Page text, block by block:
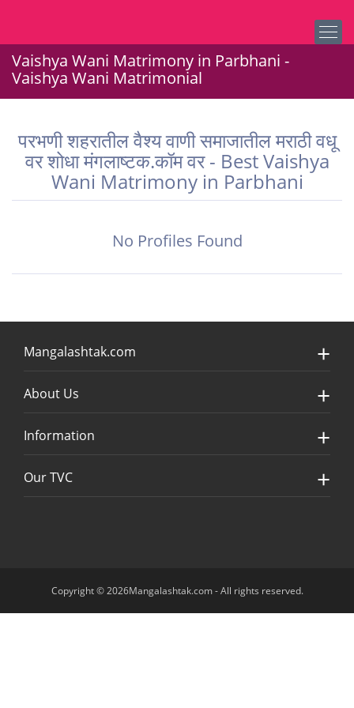
Vaishya Wani Matrimony in Parbhani -
Vaishya Wani Matrimonial
परभणी शहरातील वैश्य वाणी समाजातील मराठी वधू
वर शोधा मंगलाष्टक.कॉम वर - Best Vaishya
Wani Matrimony in Parbhani
No Profiles Found
Mangalashtak.com
About Us
Information
Our TVC
Copyright © 2026Mangalashtak.com - All rights reserved.